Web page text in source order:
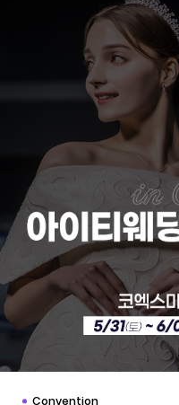
Convention